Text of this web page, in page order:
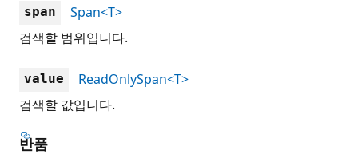
span
Span<T>
검색할 범위입니다.
value
ReadOnlySpan<T>
검색할 값입니다.
반품